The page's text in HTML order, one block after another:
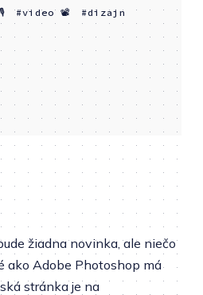
video 📽 dizajn
žiadna novinka, ale niečo
ako Adobe Photoshop má
stránka je na